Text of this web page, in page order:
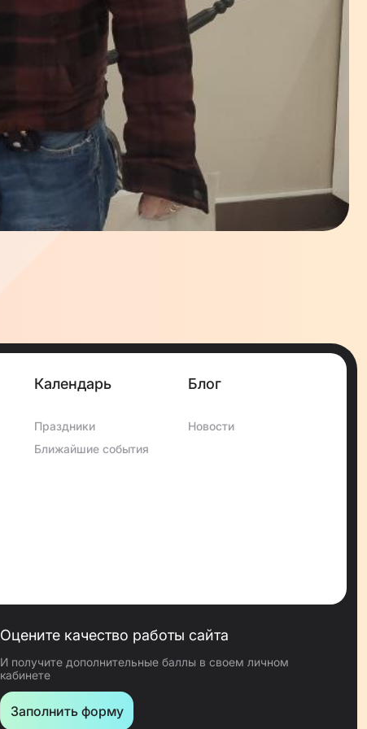
Календарь
Праздники
Ближайшие события
Блог
Новости
Оцените качество работы сайта
И получите дополнительные баллы в своем личном
кабинете
Заполнить форму